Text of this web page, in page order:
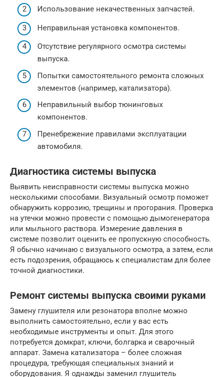
Использование некачественных запчастей.
Неправильная установка компонентов.
Отсутствие регулярного осмотра системы
выпуска.
Попытки самостоятельного ремонта сложных
элементов (например, катализатора).
Неправильный выбор тюнинговых
компонентов.
Пренебрежение правилами эксплуатации
автомобиля.
Диагностика системы выпуска
Выявить неисправности системы выпуска можно
несколькими способами. Визуальный осмотр поможет
обнаружить коррозию, трещины и прогорания. Проверка
на утечки можно провести с помощью дымогенератора
или мыльного раствора. Измерение давления в
системе позволит оценить ее пропускную способность.
Я обычно начинаю с визуального осмотра, а затем, если
есть подозрения, обращаюсь к специалистам для более
точной диагностики.
Ремонт системы выпуска своими руками
Замену глушителя или резонатора вполне можно
выполнить самостоятельно, если у вас есть
необходимые инструменты и опыт. Для этого
потребуется домкрат, ключи, болгарка и сварочный
аппарат. Замена катализатора – более сложная
процедура, требующая специальных знаний и
оборудования. Я однажды заменил глушитель